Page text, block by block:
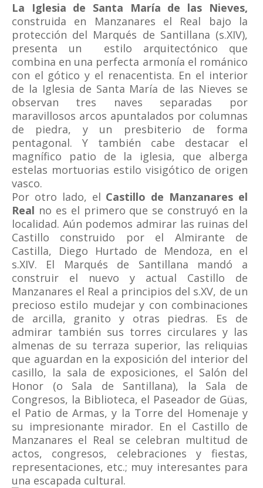
La Iglesia de Santa María de las Nieves,
construida en Manzanares el Real bajo la
protección del Marqués de Santillana (s.XIV),
presenta un estilo arquitectónico que
combina en una perfecta armonía el románico
con el gótico y el renacentista. En el interior
de la Iglesia de Santa María de las Nieves se
observan tres naves separadas por
maravillosos arcos apuntalados por columnas
de piedra, y un presbiterio de forma
pentagonal. Y también cabe destacar el
magnífico patio de la iglesia, que alberga
estelas mortuorias estilo visigótico de origen
vasco.
Por otro lado, el Castillo de Manzanares el
Real no es el primero que se construyó en la
localidad. Aún podemos admirar las ruinas del
Castillo construido por el Almirante de
Castilla, Diego Hurtado de Mendoza, en el
s.XIV. El Marqués de Santillana mandó a
construir el nuevo y actual Castillo de
Manzanares el Real a principios del s.XV, de un
precioso estilo mudejar y con combinaciones
de arcilla, granito y otras piedras. Es de
admirar también sus torres circulares y las
almenas de su terraza superior, las reliquias
que aguardan en la exposición del interior del
casillo, la sala de exposiciones, el Salón del
Honor (o Sala de Santillana), la Sala de
Congresos, la Biblioteca, el Paseador de Güas,
el Patio de Armas, y la Torre del Homenaje y
su impresionante mirador. En el Castillo de
Manzanares el Real se celebran multitud de
actos, congresos, celebraciones y fiestas,
representaciones, etc.; muy interesantes para
una escapada cultural.